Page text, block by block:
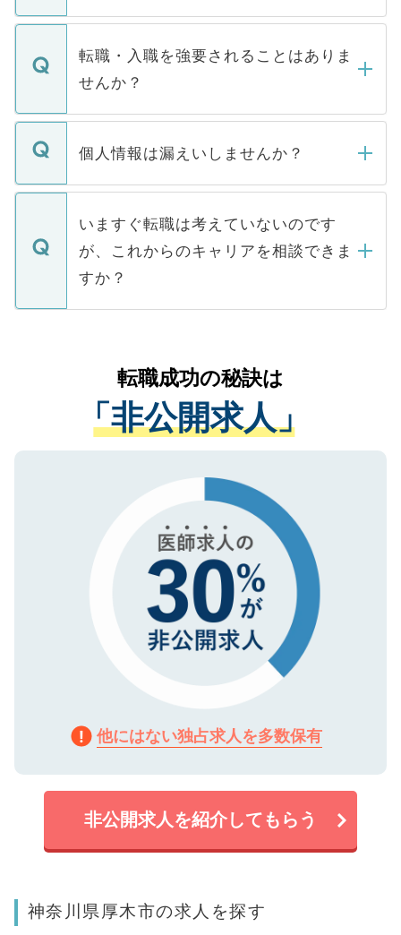
ます。通常、5営業日以内にはご連絡をせて
いただきますので、しばらくお待ちくださ
マイナビDOCTORで取り扱っている求人の
うち約3割は、Webサイトからご覧いただ
けない「非公開求人」です。非公開求人は
下記の理由によって、一般には公開してい
ません。
■応募殺到を避けるため 人気のある医療機
関を公にしてしまうと、応募が殺到する場
に、医療機関が求める条件に合った人材の
みを人材紹介会社に依頼するケースが増え
ています。
転職・入職を強要されることはありま
せんか？
転職・入職を強要することは一切ありませ
ん。また、仮に応募先から内定をいただい
定を承諾する必要はありません。内定先へ
の辞退の連絡はキャリアパートナーが行い
個人情報は漏えいしませんか？
個人情報が漏えいすることはありませんの
で、ご安心ください。当サイトからの登録
などで収集したご登録者様の個人情報は、
ご本人のキャリアアップおよび転職活動の
支援を目的に使用いたします。お預かりし
ているすべての個人データはご本人の許可
は、個人情報の取り扱いについての厳密な
管理基準を満たした事業者のみに付与され
る、プライバシーマークを取得済みです。
で、機密保持に関してもご安心ください。
いますぐ転職は考えていないのです
が、これからのキャリアを相談できま
すか？
かがいして、現在の医療機関の状況や紹介
経験をまじえながら、適切なアドバイスを
させていただきます。すぐにご転職をされ
ない方には、長期的なサポートが可能です
ので、まずはご登録ください。
転職成功の秘訣は
「非公開求人」
他にはない独占求人を多数保有
非公開求人を紹介してもらう
神奈川県厚木市の求人を探す